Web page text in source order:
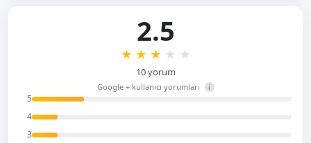
5
4
3
2.5
★ ★ ★ ★ ★
10 yorum
Google + kullanıcı yorumları i